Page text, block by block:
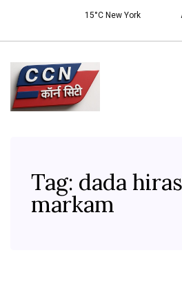
15°C New York
Tag: dada
markam